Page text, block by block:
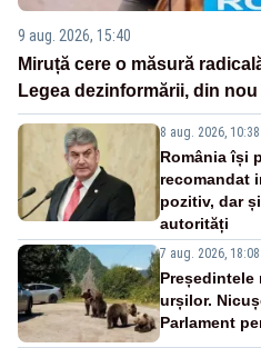
9 aug. 2026, 15:40
Miruță cere o măsură
Legea dezinformării, din
8 aug. 2026, 10:38
România își
recomandat
pozitiv, dar
autorități
7 aug. 2026, 18:08
Președintele
urșilor.
Parlament